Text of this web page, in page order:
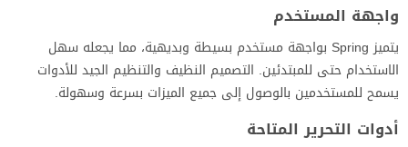
واجهة المستخدم
يتميز Spring بواجهة مستخدم بسيطة وبديهية، مما يجعله سهل
الاستخدام حتى للمبتدئين. التصميم النظيف والتنظيم الجيد للأدوات
يسمح للمستخدمين بالوصول إلى جميع الميزات بسرعة وسهولة.
أدوات التحرير المتاحة